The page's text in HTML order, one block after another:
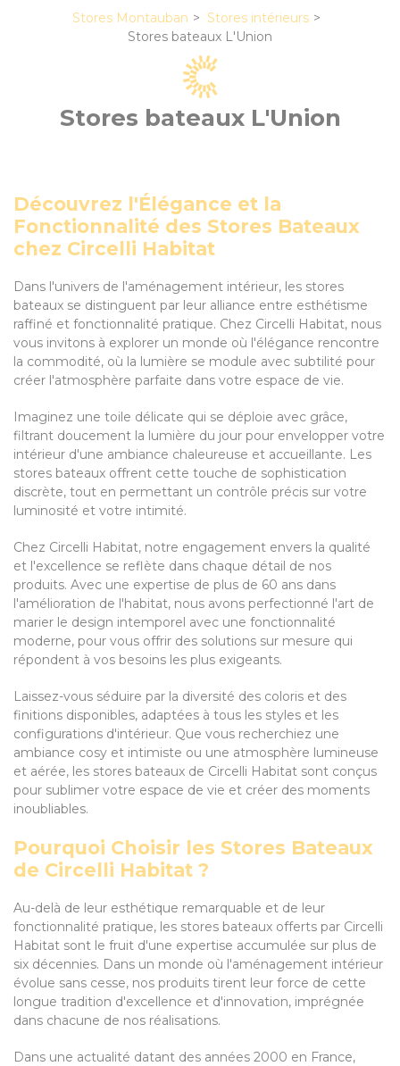
Stores Montauban
Stores intérieurs
Stores bateaux L'Union
Stores bateaux L'Union
Découvrez l'Élégance et la
Fonctionnalité des Stores Bateaux
chez Circelli Habitat
Dans l'univers de l'aménagement intérieur, les stores
bateaux se distinguent par leur alliance entre esthétisme
raffiné et fonctionnalité pratique. Chez Circelli Habitat, nous
vous invitons à explorer un monde où l'élégance rencontre
la commodité, où la lumière se module avec subtilité pour
créer l'atmosphère parfaite dans votre espace de vie.
Imaginez une toile délicate qui se déploie avec grâce,
filtrant doucement la lumière du jour pour envelopper votre
intérieur d'une ambiance chaleureuse et accueillante. Les
stores bateaux offrent cette touche de sophistication
discrète, tout en permettant un contrôle précis sur votre
luminosité et votre intimité.
Chez Circelli Habitat, notre engagement envers la qualité
et l'excellence se reflète dans chaque détail de nos
produits. Avec une expertise de plus de 60 ans dans
l'amélioration de l'habitat, nous avons perfectionné l'art de
marier le design intemporel avec une fonctionnalité
moderne, pour vous offrir des solutions sur mesure qui
répondent à vos besoins les plus exigeants.
Laissez-vous séduire par la diversité des coloris et des
finitions disponibles, adaptées à tous les styles et les
configurations d'intérieur. Que vous recherchiez une
ambiance cosy et intimiste ou une atmosphère lumineuse
et aérée, les stores bateaux de Circelli Habitat sont conçus
pour sublimer votre espace de vie et créer des moments
inoubliables.
Pourquoi Choisir les Stores Bateaux
de Circelli Habitat ?
Au-delà de leur esthétique remarquable et de leur
fonctionnalité pratique, les stores bateaux offerts par Circelli
Habitat sont le fruit d'une expertise accumulée sur plus de
six décennies. Dans un monde où l'aménagement intérieur
évolue sans cesse, nos produits tirent leur force de cette
longue tradition d'excellence et d'innovation, imprégnée
dans chacune de nos réalisations.
Dans une actualité datant des années 2000 en France,